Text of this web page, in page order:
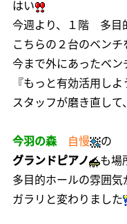
はい
今週より、１階 多目
こちらの２台のベンチ
今まで外にあったベン
『もっと有効活用しよ
スタッフが磨き直し
今羽の森 自慢
の
グランドピアノ
も場
多目的ホールの雰囲気
ガラリと変わりました